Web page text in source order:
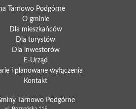
Tarnowo Podgórne
O gminie
Dla mieszkańców
Dla turystów
Dla inwestorów
E-Urząd
i planowane wyłączenia
Kontakt
Tarnowo Podgórne